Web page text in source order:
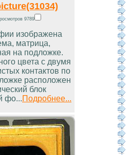
9789
изображена
матрица,
на подложке.
цвета с двумя
контактов по
расположен
блок
фо...Подробнее...